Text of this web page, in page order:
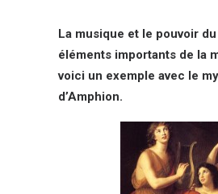
La musique et le pouvoir
éléments importants de la
voici un exemple avec le
d’Amphion.